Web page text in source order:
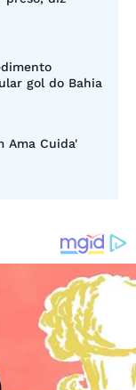
gol do Bahia
Ama Cuida'